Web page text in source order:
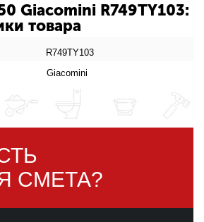
Giacomini R749TY103:
товара
R749TY103
Giacomini
СМЕТА?